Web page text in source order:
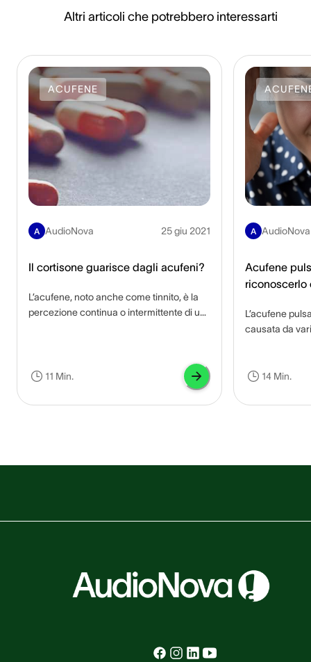
Altri articoli che potrebbero interessarti
ACUFENE
A AudioNova 25 giu 2021
Il cortisone guarisce dagli acufeni?
L’acufene, noto anche come tinnito, è la
percezione continua o intermittente di un
un suono decisamente fastidioso simile a
un fischio o a un ronzio, la cui natura è
essenzialmente soggettiva.
11 Min.
A AudioNova
Acufene
riconoscerlo
L’acufene
causata da
l’acufene
l’acufene
14 Min.